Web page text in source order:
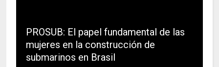
PROSUB: El papel fundamental de las
mujeres en la construcción de
submarinos en Brasil